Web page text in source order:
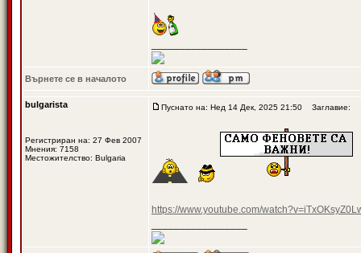
Върнете се в началото
bulgarista
Регистриран на: 27 Фев 2007
Мнения: 7158
Местожителство: Bulgaria
Пуснато на: Нед 14 Дек, 2025 21:50 Заглавие:
https://www.youtube.com/